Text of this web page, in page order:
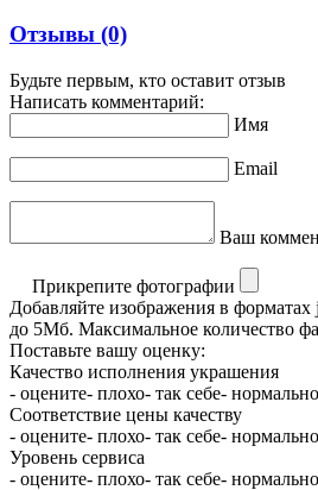
Отзывы (0)
Будьте первым, кто оставит отзыв
Написать комментарий:
Имя
Email
Ваш
Прикрепите фотографии
Добавляйте изображения в
до 5Мб. Максимальное количество
Поставьте вашу оценку:
Качество исполнения украшения
- оцените- плохо- так себе- нормально
Соответствие цены качеству
- оцените- плохо- так себе- нормально
Уровень сервиса
- оцените- плохо- так себе- нормально